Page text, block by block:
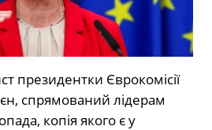
президентки Єврокомісії
спрямований лідерам
копія якого є у